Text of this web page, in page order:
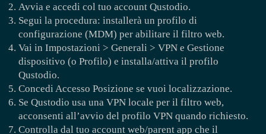
Avvia e accedi col tuo account Qustodio.
Segui la procedura: installerà un profilo di
configurazione (MDM) per abilitare il filtro web.
Vai in Impostazioni > Generali > VPN e Gestione
dispositivo (o Profilo) e installa/attiva il profilo
Qustodio.
Concedi Accesso Posizione se vuoi localizzazione.
Se Qustodio usa una VPN locale per il filtro web,
acconsenti all’avvio del profilo VPN quando richiesto.
Controlla dal tuo account web/parent app che il